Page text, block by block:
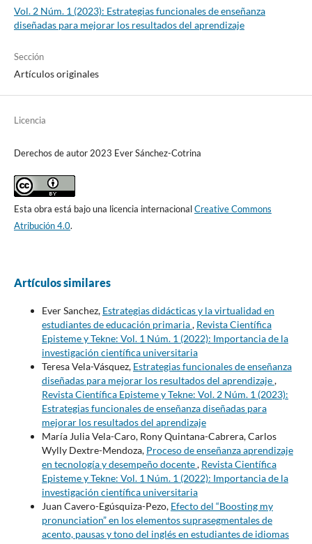
Vol. 2 Núm. 1 (2023): Estrategias funcionales de enseñanza
diseñadas para mejorar los resultados del aprendizaje
Sección
Artículos originales
Licencia
Derechos de autor 2023 Ever Sánchez-Cotrina
Esta obra está bajo una licencia internacionalCreative Commons
Atribución 4.0.
Artículos similares
Ever Sanchez, Estrategias didácticas y la virtualidad en
estudiantes de educación primaria, Revista Científica
Episteme y Tekne: Vol. 1 Núm. 1 (2022): Importancia de la
investigación científica universitaria
Teresa Vela-Vásquez, Estrategias funcionales de enseñanza
diseñadas para mejorar los resultados del aprendizaje,
Revista Científica Episteme y Tekne: Vol. 2 Núm. 1 (2023):
Estrategias funcionales de enseñanza diseñadas para
mejorar los resultados del aprendizaje
María Julia Vela-Caro, Rony Quintana-Cabrera, Carlos
Wylly Dextre-Mendoza, Proceso de enseñanza aprendizaje
en tecnología y desempeño docente, Revista Científica
Episteme y Tekne: Vol. 1 Núm. 1 (2022): Importancia de la
investigación científica universitaria
Juan Cavero-Egúsquiza-Pezo, Efecto del “Boosting my
pronunciation” en los elementos suprasegmentales de
acento, pausas y tono del inglés en estudiantes de idiomas